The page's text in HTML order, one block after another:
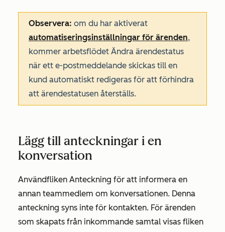
Observera: om du har aktiverat
automatiseringsinställningar för ärenden,
kommer arbetsflödet Ändra ärendestatus
när ett e-postmeddelande skickas till en
kund automatiskt redigeras för att förhindra
att ärendestatusen återställs.
Lägg till anteckningar i en
konversation
Användfliken Anteckning för att informera en
annan teammedlem om konversationen. Denna
anteckning syns inte för kontakten. För ärenden
som skapats från inkommande samtal visas fliken